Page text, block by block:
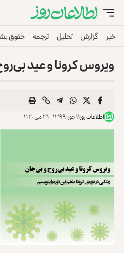
خبر گزارش تحلیل ترجمه حقوق
ویروس کرونا و عید
اطلاعات روز۱۱ جوزا ۱۳۹۹ - ۳۱ می ۲۰۲۰